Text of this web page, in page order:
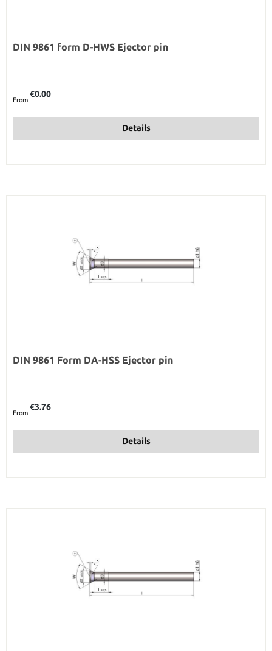
DIN 9861 form D-HWS Ejector pin
From
€0.00
Details
DIN 9861 Form DA-HSS Ejector pin
From
€3.76
Details